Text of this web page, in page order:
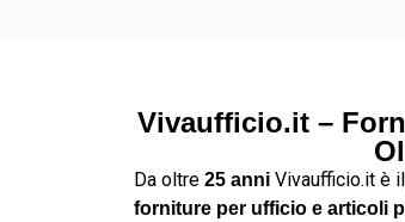
Vivaufficio.it –
Da oltre 25 anni Vivaufficio.it è
forniture per ufficio e articoli